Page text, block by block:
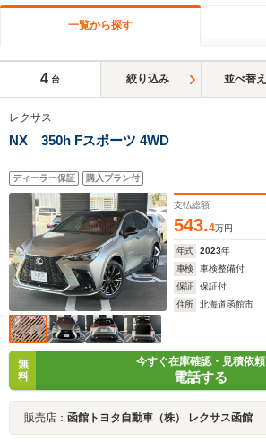
一覧から探す
4 台 絞り込み 並べ替え
レクサス
NX 350h Fスポーツ 4WD
ディーラー保証 購入プラン付
支払総額
543.4万円
年式 2023年
車検
車検整備付
保証
保証付
住所
北海道函館市
無
料
今すぐ在庫確認・見積依頼
電話する
販売店： 函館トヨタ自動車（株） レクサス函館